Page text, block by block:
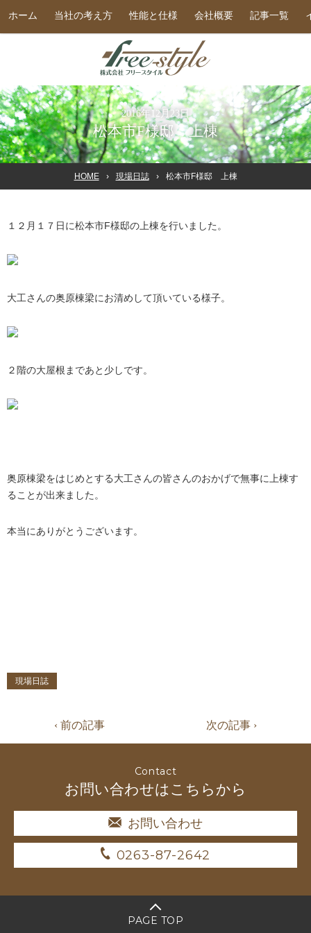
ホーム 当社の考え方 性能と仕様 会社概要 記事一覧
2016年12月23日
松本市F様邸 上棟
HOME 現場日誌 松本市F様邸 上棟
１２月１７日に松本市F様邸の上棟を行いました。
大工さんの奥原棟梁にお清めして頂いている様子。
２階の大屋根まであと少しです。
奥原棟梁をはじめとする大工さんの皆さんのおかげで無事に上棟す
ることが出来ました。
本当にありがとうございます。
現場日誌
‹ 前の記事 次の記事 ›
Contact
お問い合わせはこちらから
お問い合わせ
0263-87-2642
PAGE TOP